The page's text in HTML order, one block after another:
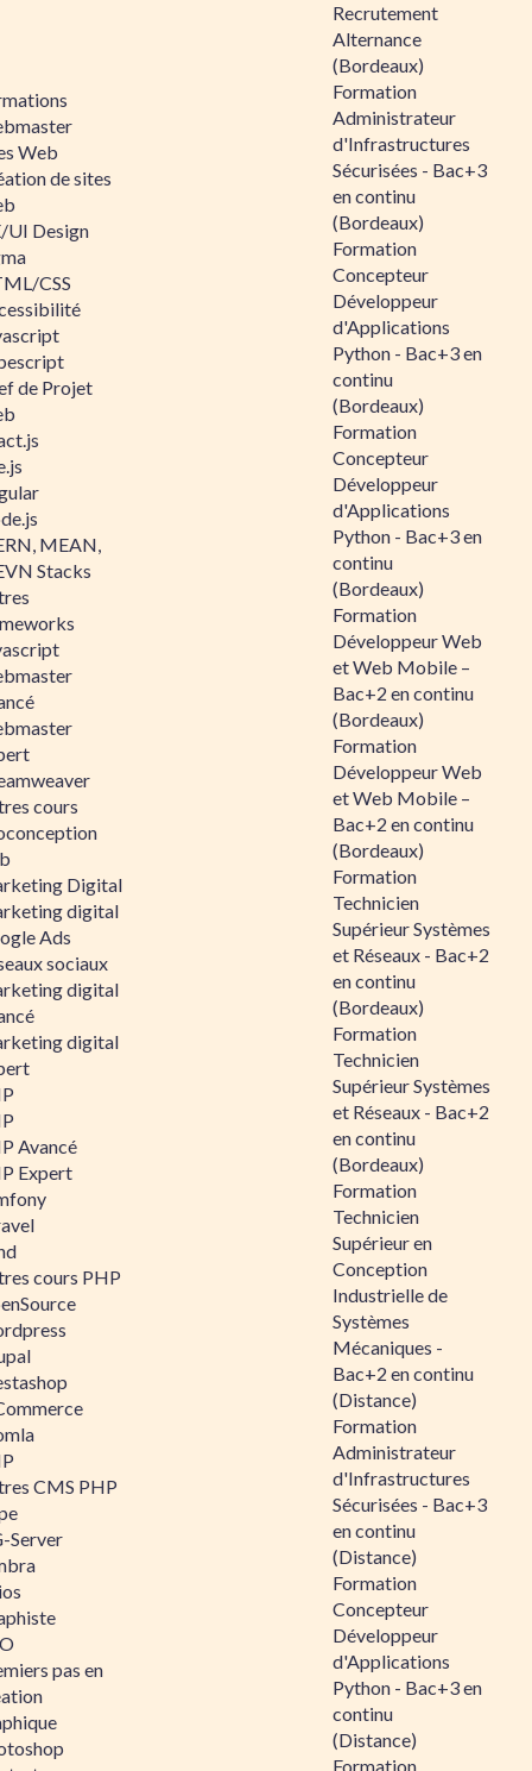
Web
de sites
UI Design
CSS
de Projet
MEAN,
Stacks
cours
Digital
digital
Ads
sociaux
digital
digital
Avancé
Expert
cours PHP
CMS PHP
Server
pas en
Recrutement
Alternance
(Bordeaux)
Formation
Administrateur
d'Infrastructures
Sécurisées - Bac+3
en continu
(Bordeaux)
Formation
Concepteur
Développeur
d'Applications
Python - Bac+3 en
continu
(Bordeaux)
Formation
Concepteur
Développeur
d'Applications
Python - Bac+3 en
continu
(Bordeaux)
Formation
Développeur Web
et Web Mobile –
Bac+2 en continu
(Bordeaux)
Formation
Développeur Web
et Web Mobile –
Bac+2 en continu
(Bordeaux)
Formation
Technicien
Supérieur Systèmes
et Réseaux - Bac+2
en continu
(Bordeaux)
Formation
Technicien
Supérieur Systèmes
et Réseaux - Bac+2
en continu
(Bordeaux)
Formation
Technicien
Supérieur en
Conception
Industrielle de
Systèmes
Mécaniques -
Bac+2 en continu
(Distance)
Formation
Administrateur
d'Infrastructures
Sécurisées - Bac+3
en continu
(Distance)
Formation
Concepteur
Développeur
d'Applications
Python - Bac+3 en
continu
(Distance)
Formation